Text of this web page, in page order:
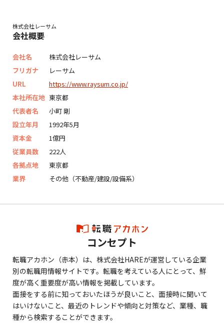
株式会社レーサム
会社概要
会社名
株式会社レーサム
フリガナ
レーサム
URL
https://www.raysum.co.jp/
本社所在地 東京都
代表者名
小町 剛
設立年月
1992年5月
資本金
1億円
従業員数
222人
各拠点地
東京都
業界
その他（不動産/建設/設備系）
コンセプト
転職アカホン（赤本）は、株式会社HAREが運営している企業
別の転職用情報サイトです。転職を考えている人にとって、鮮
度が高く重要度が高い情報を掲載しています。
面接をする前に知っておいたほうが良いこと、面接時に聞いて
はいけないこと、最近のトレンドや傾向と対策など、業種、職
種から検索することができます。